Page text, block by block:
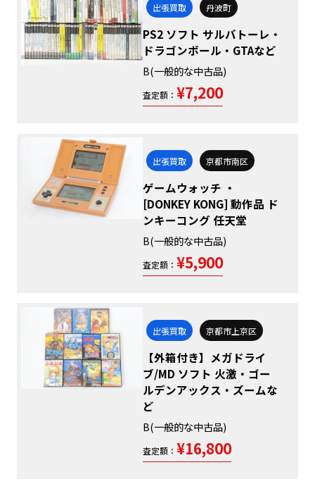
出張買取 丹波町
PS2 ソフト サルバトーレ・
ドラゴンボール・GTAなど
B(一般的な中古品)
査定額： ¥7,200
出張買取 京都市南区
ゲームウォッチ ・
[DONKEY KONG] 動作品 ド
ンキーコング 任天堂
B(一般的な中古品)
査定額： ¥5,900
出張買取 京都市上京区
【外箱付き】メガドライ
ブ/MD ソフト 火激・ゴー
ルデンアックス・ズームな
ど
B(一般的な中古品)
査定額： ¥16,800